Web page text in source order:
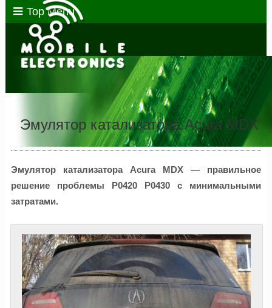
Top Menu
Эмулятор катализатора Acura MDX
Эмулятор катализатора Acura MDX — правильное
решение проблемы P0420 P0430 с минимальными
затратами.